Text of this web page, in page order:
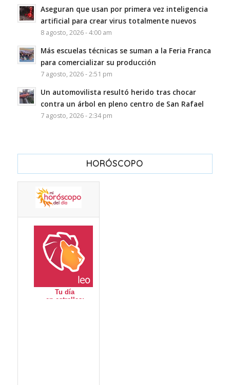
Aseguran que usan por primera vez inteligencia
artificial para crear virus totalmente nuevos
8 agosto, 2026 - 4:00 am
Más escuelas técnicas se suman a la Feria Franca
para comercializar su producción
7 agosto, 2026 - 2:51 pm
Un automovilista resultó herido tras chocar
contra un árbol en pleno centro de San Rafael
7 agosto, 2026 - 2:34 pm
HORÓSCOPO